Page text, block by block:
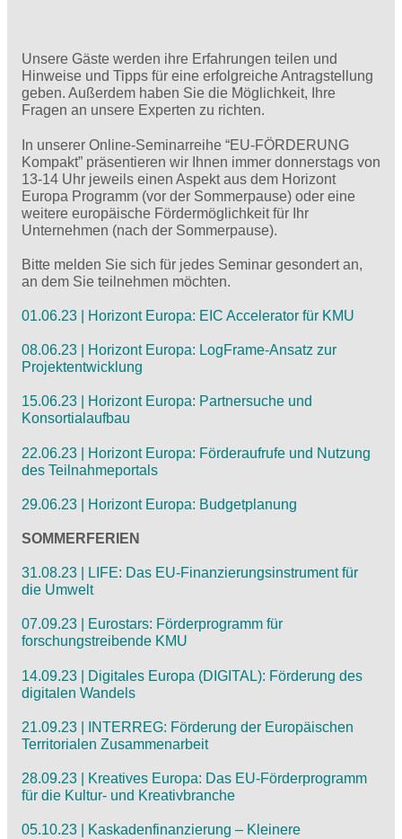
Unsere Gäste werden ihre Erfahrungen teilen und
Hinweise und Tipps für eine erfolgreiche Antragstellung
geben. Außerdem haben Sie die Möglichkeit, Ihre
Fragen an unsere Experten zu richten.
In unserer Online-Seminarreihe “EU-FÖRDERUNG
Kompakt” präsentieren wir Ihnen immer donnerstags von
13-14 Uhr jeweils einen Aspekt aus dem Horizont
Europa Programm (vor der Sommerpause) oder eine
weitere europäische Fördermöglichkeit für Ihr
Unternehmen (nach der Sommerpause).
Bitte melden Sie sich für jedes Seminar gesondert an,
an dem Sie teilnehmen möchten.
01.06.23 | Horizont Europa: EIC Accelerator für KMU
08.06.23 | Horizont Europa: LogFrame-Ansatz zur
Projektentwicklung
15.06.23 | Horizont Europa: Partnersuche und
Konsortialaufbau
22.06.23 | Horizont Europa: Förderaufrufe und Nutzung
des Teilnahmeportals
29.06.23 | Horizont Europa: Budgetplanung
SOMMERFERIEN
31.08.23 | LIFE: Das EU-Finanzierungsinstrument für
die Umwelt
07.09.23 | Eurostars: Förderprogramm für
forschungstreibende KMU
14.09.23 | Digitales Europa (DIGITAL): Förderung des
digitalen Wandels
21.09.23 | INTERREG: Förderung der Europäischen
Territorialen Zusammenarbeit
28.09.23 | Kreatives Europa: Das EU-Förderprogramm
für die Kultur- und Kreativbranche
05.10.23 | Kaskadenfinanzierung – Kleinere